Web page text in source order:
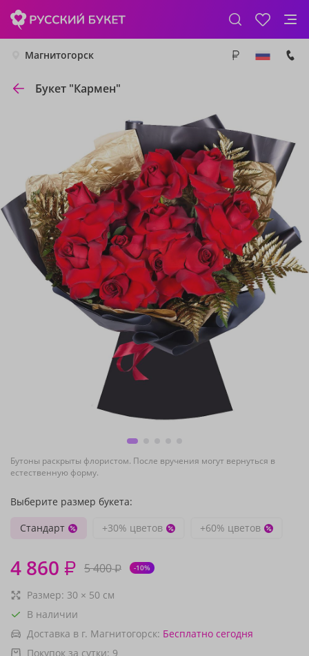
Магнитогорск
Букет "Кармен"
Бутоны раскрыты флористом. После вручения могут вернуться в
естественную форму.
Выберите размер букета:
Стандарт
+30% цветов +60% цветов
4 860 ₽ 5 400₽ -10%
Размер: 30 × 50 см
В наличии
Доставка в г. Магнитогорск: Бесплатно сегодня
Покупок за сутки: 9